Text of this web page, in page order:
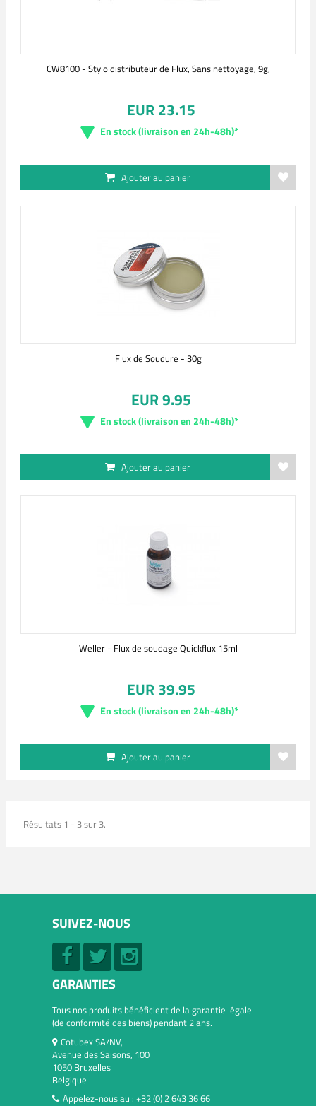
CW8100 - Stylo distributeur de Flux, Sans nettoyage, 9g,
EUR 23.15
En stock (livraison en 24h-48h)*
Ajouter au panier
Flux de Soudure - 30g
EUR 9.95
En stock (livraison en 24h-48h)*
Ajouter au panier
Weller - Flux de soudage Quickflux 15ml
EUR 39.95
En stock (livraison en 24h-48h)*
Ajouter au panier
Résultats 1 - 3 sur 3.
SUIVEZ-NOUS
GARANTIES
Tous nos produits bénéficient de la garantie légale
(de conformité des biens) pendant 2 ans.
Cotubex SA/NV,
Avenue des Saisons, 100
1050 Bruxelles
Belgique
Appelez-nous au : +32 (0) 2 643 36 66